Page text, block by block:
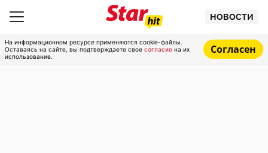
НОВОСТИ
На информационном ресурсе применяются cookie-файлы.
Оставаясь на сайте, вы подтверждаете свое согласие на их
использование.
Согласен